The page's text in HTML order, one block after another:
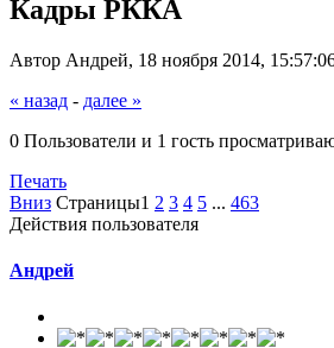
Кадры РККА
Автор Андрей, 18 ноября 2014,
« назад - далее »
0 Пользователи и 1 гость
Печать
Вниз Страницы1 2 3 4 5 ... 463
Действия пользователя
Андрей